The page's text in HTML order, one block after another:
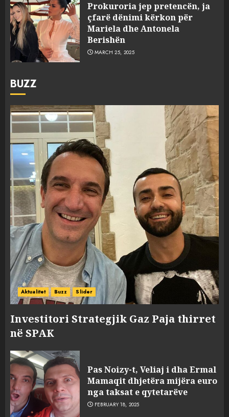
Prokuroria jep pretencën, ja
çfarë dënimi kërkon për
Mariela dhe Antonela
Berishën
MARCH 25, 2025
BUZZ
Aktualitet Buzz Slider
Investitori Strategjik Gaz Paja thirret
në SPAK
Pas Noizy-t, Veliaj i dha Ermal
Mamaqit dhjetëra mijëra euro
nga taksat e qytetarëve
FEBRUARY 18, 2025